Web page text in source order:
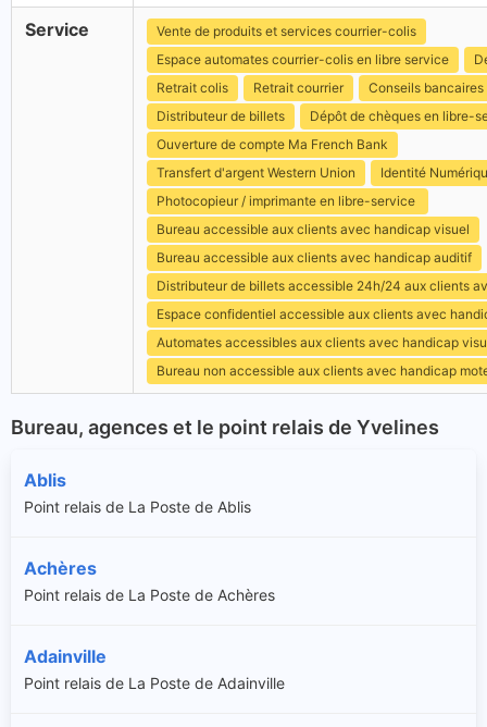
Service
Vente de produits et services courrier-colis
Espace automates courrier-colis en libre service
Retrait colis
Retrait courrier
Conseils bancaires
Distributeur de billets
Dépôt de chèques en libre-
Ouverture de compte Ma French Bank
Transfert d'argent Western Union
Identité
Photocopieur / imprimante en libre-service
Bureau accessible aux clients avec handicap visuel
Bureau accessible aux clients avec handicap auditif
Distributeur de billets accessible 24h/24 aux clients
Espace confidentiel accessible aux clients avec
Automates accessibles aux clients avec handicap
Bureau non accessible aux clients avec handicap
Bureau, agences et le point relais de Yvelines
Ablis
Point relais de La Poste de Ablis
Achères
Point relais de La Poste de Achères
Adainville
Point relais de La Poste de Adainville